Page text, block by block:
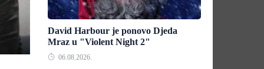
David Harbour je ponovo Djeda
Mraz u "Violent Night 2"
06.08.2026.